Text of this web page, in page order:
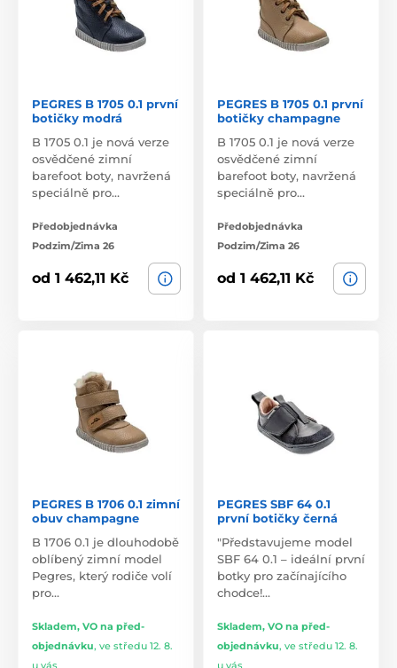
PEGRES B 1705 0.1 první
botičky modrá
B 1705 0.1 je nová verze
osvědčené zimní
barefoot boty, navržená
speciálně pro…
Předobjednávka
Podzim/Zima 26
od 1 462,11 Kč
PEGRES B 1705 0.1 první
botičky champagne
B 1705 0.1 je nová verze
osvědčené zimní
barefoot boty, navržená
speciálně pro…
Předobjednávka
Podzim/Zima 26
od 1 462,11 Kč
PEGRES B 1706 0.1 zimní
obuv champagne
B 1706 0.1 je dlouhodobě
oblíbený zimní model
Pegres, který rodiče volí
pro…
Skladem, VO na před-
objednávku, ve středu 12. 8.
u vás
PEGRES SBF 64 0.1
první botičky černá
"Představujeme model
SBF 64 0.1 – ideální první
botky pro začínajícího
chodce!…
Skladem, VO na před-
objednávku, ve středu 12. 8.
u vás